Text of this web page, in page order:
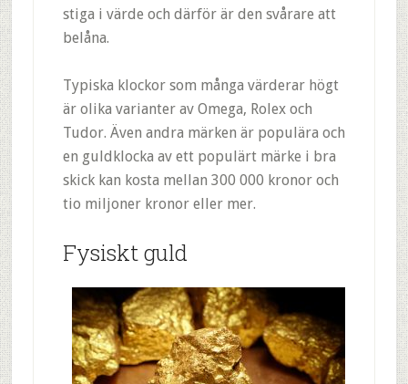
stiga i värde och därför är den svårare att
belåna.
Typiska klockor som många värderar högt
är olika varianter av Omega, Rolex och
Tudor. Även andra märken är populära och
en guldklocka av ett populärt märke i bra
skick kan kosta mellan 300 000 kronor och
tio miljoner kronor eller mer.
Fysiskt guld